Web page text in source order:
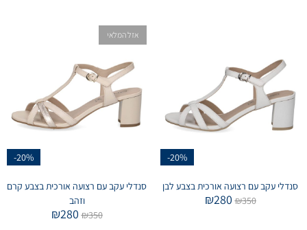
-20%
סנדלי עקב עם רצועה אורכית בצבע לבן
₪350
₪280
-20%
אזל המלאי
סנדלי עקב עם רצועה אורכית בצבע קרם
וזהב
₪350
₪280